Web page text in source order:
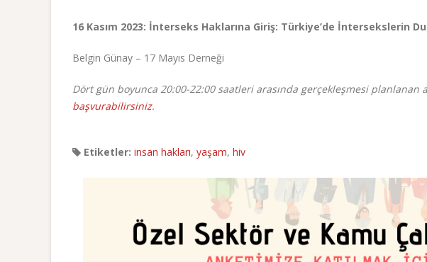
16 Kasım 2023: İnterseks Haklarına Giriş: Türkiye’de İntersekslerin
Belgin Günay – 17 Mayıs Derneği
Dört gün boyunca 20:00-22:00 saatleri arasında gerçekleşmesi planlanan
başvurabilirsiniz.
Etiketler: insan hakları, yaşam, hiv